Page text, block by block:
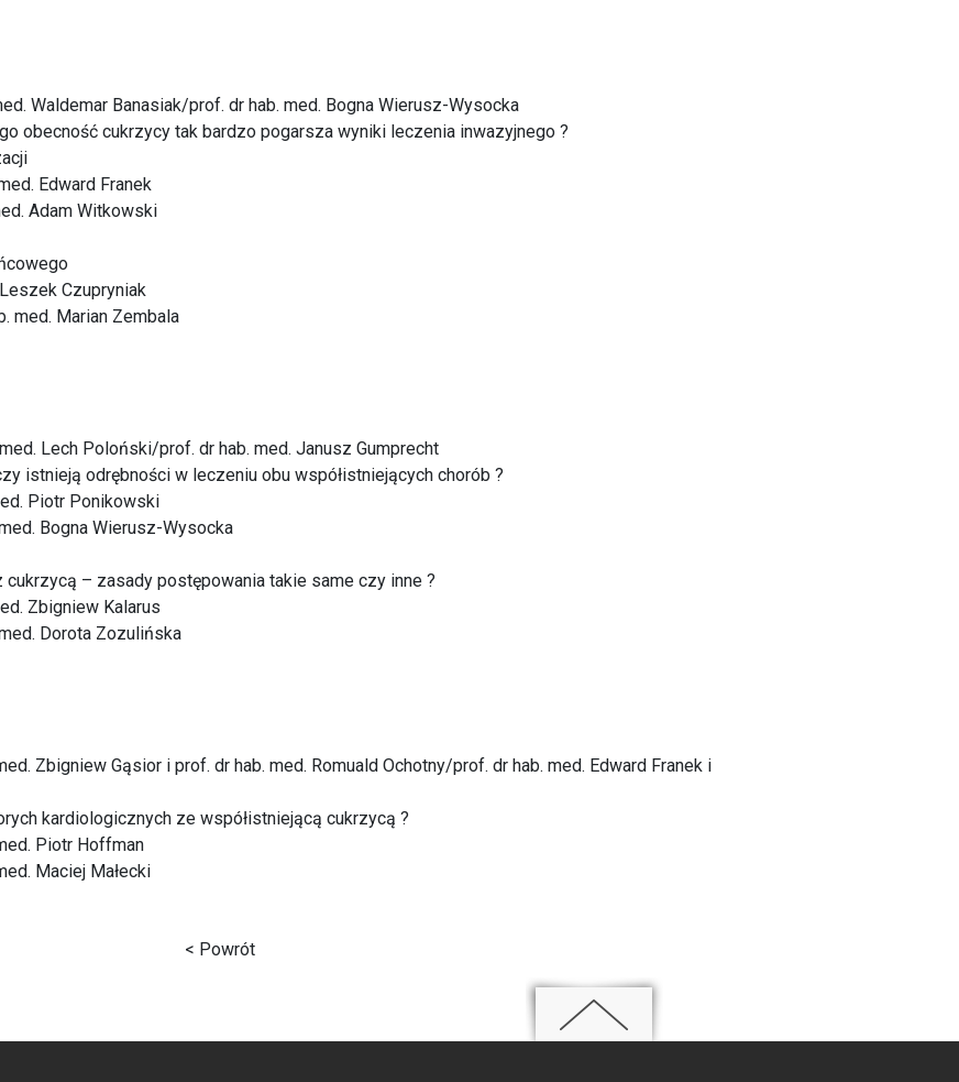
Waldemar Banasiak/prof. dr hab. med. Bogna Wierusz-Wysocka
obecność cukrzycy tak bardzo pogarsza wyniki leczenia inwazyjnego ?
Edward Franek
Adam Witkowski
Czupryniak
med. Marian Zembala
Lech Poloński/prof. dr hab. med. Janusz Gumprecht
istnieją odrębności w leczeniu obu współistniejących chorób ?
Piotr Ponikowski
Bogna Wierusz-Wysocka
cukrzycą – zasady postępowania takie same czy inne ?
Zbigniew Kalarus
Dorota Zozulińska
Zbigniew Gąsior i prof. dr hab. med. Romuald Ochotny/prof. dr hab. med. Edward Franek i
kardiologicznych ze współistniejącą cukrzycą ?
Piotr Hoffman
Maciej Małecki
< Powrót